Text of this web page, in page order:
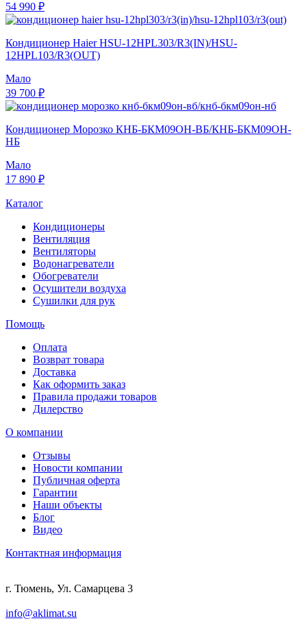
54 990 ₽
Кондиционер Haier HSU-12HPL303/R3(IN)/HSU-
12HPL103/R3(OUT)
Мало
39 700 ₽
Кондиционер Морозко КНБ-БКМ09ОН-ВБ/КНБ-БКМ09ОН-
НБ
Мало
17 890 ₽
Каталог
Кондиционеры
Вентиляция
Вентиляторы
Водонагреватели
Обогреватели
Осушители воздуха
Сушилки для рук
Помощь
Оплата
Возврат товара
Доставка
Как оформить заказ
Правила продажи товаров
Дилерство
О компании
Отзывы
Новости компании
Публичная оферта
Гарантии
Наши объекты
Блог
Видео
Контактная информация
г. Тюмень, Ул. Самарцева 3
info@aklimat.su